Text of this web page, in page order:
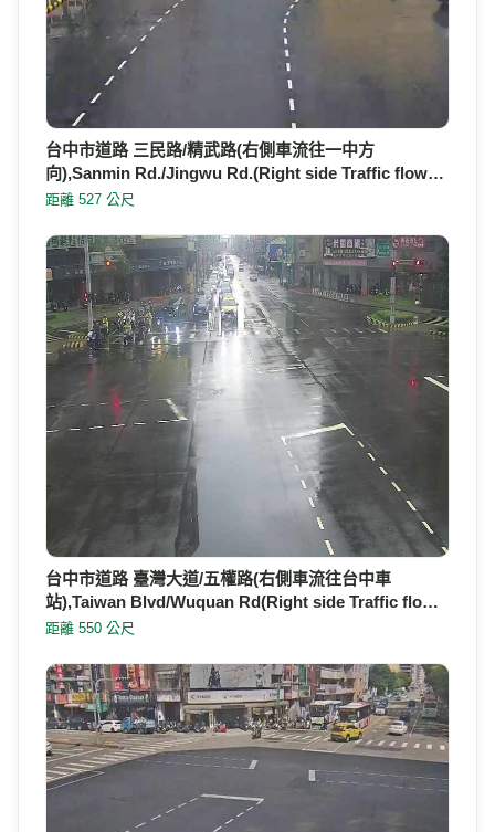
台中市道路 三民路/精武路(右側車流往一中方
向),Sanmin Rd./Jingwu Rd.(Right side Traffic flow…
距離 527 公尺
台中市道路 臺灣大道/五權路(右側車流往台中車
站),Taiwan Blvd/Wuquan Rd(Right side Traffic flo…
距離 550 公尺